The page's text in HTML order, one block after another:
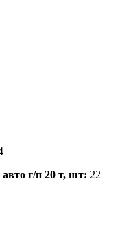
г/п 20 т, шт: 22